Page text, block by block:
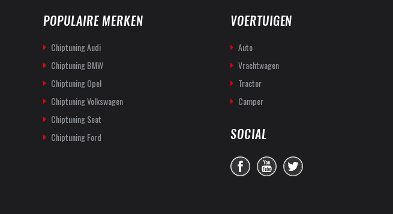
POPULAIRE MERKEN
Chiptuning Audi
Chiptuning BMW
Chiptuning Opel
Chiptuning Volkswagen
Chiptuning Seat
Chiptuning Ford
VOERTUIGEN
Auto
Vrachtwagen
Tractor
Camper
SOCIAL